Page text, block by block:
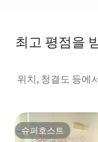
최고 평점을
위치, 청결도 등에
슈퍼호스트
슈퍼호스트